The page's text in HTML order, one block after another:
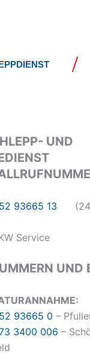
UND
93665 13 (24
Service
UND
93665 0 –
3400 006 –